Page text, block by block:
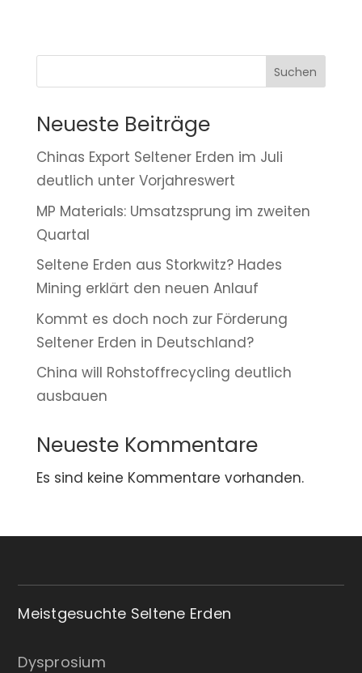
Suchen
Neueste Beiträge
Chinas Export Seltener Erden im Juli
deutlich unter Vorjahreswert
MP Materials: Umsatzsprung im zweiten
Quartal
Seltene Erden aus Storkwitz? Hades
Mining erklärt den neuen Anlauf
Kommt es doch noch zur Förderung
Seltener Erden in Deutschland?
China will Rohstoffrecycling deutlich
ausbauen
Neueste Kommentare
Es sind keine Kommentare vorhanden.
Meistgesuchte Seltene Erden
Dysprosium